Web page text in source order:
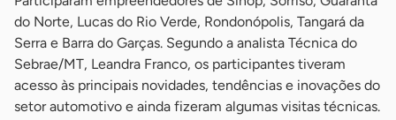
do Norte, Lucas do Rio Verde, Rondonópolis, Tangará da
Serra e Barra do Garças. Segundo a analista Técnica do
Sebrae/MT, Leandra Franco, os participantes tiveram
acesso às principais novidades, tendências e inovações do
setor automotivo e ainda fizeram algumas visitas técnicas.